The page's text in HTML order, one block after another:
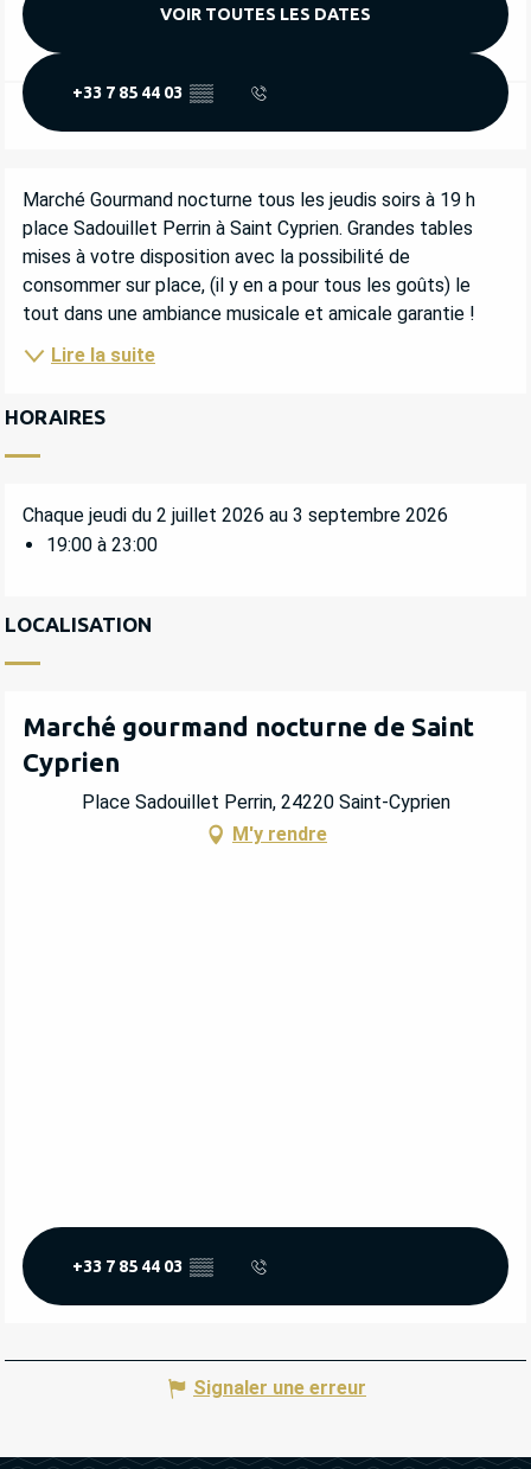
VOIR TOUTES LES DATES
+33 7 85 44 03 ▒▒
DESCRIPTION
Marché Gourmand nocturne tous les jeudis soirs à 19 h
place Sadouillet Perrin à Saint Cyprien. Grandes tables
mises à votre disposition avec la possibilité de
consommer sur place, (il y en a pour tous les goûts) le
tout dans une ambiance musicale et amicale garantie !
Lire la suite
HORAIRES
Chaque jeudi du 2 juillet 2026 au 3 septembre 2026
19:00 à 23:00
LOCALISATION
Marché gourmand nocturne de Saint
Cyprien
Place Sadouillet Perrin, 24220 Saint-Cyprien
M'y rendre
+33 7 85 44 03 ▒▒
Signaler une erreur